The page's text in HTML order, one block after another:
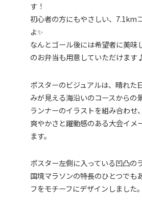
す！
初心者の方にもやさしい、7.1km
よ✨
なんとゴール後には希望者に美味
のお弁当も用意していただけます
ポスターのビジュアルは、晴れた
みが見える海沿いのコースからの景
ランナーのイラストを組み合わせ、
爽やかさと躍動感のある大会イメ
ます。
ポスター左側に入っている凹凸の
国境マラソンの特長のひとつでも
フをモチーフにデザインしました。